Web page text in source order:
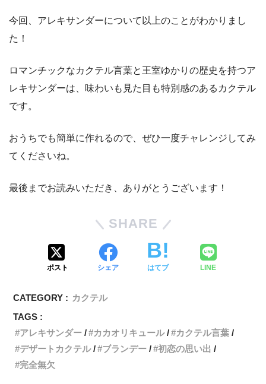
今回、アレキサンダーについて以上のことがわかりまし
た！
ロマンチックなカクテル言葉と王室ゆかりの歴史を持つア
レキサンダーは、味わいも見た目も特別感のあるカクテル
です。
おうちでも簡単に作れるので、ぜひ一度チャレンジしてみ
てくださいね。
最後までお読みいただき、ありがとうございます！
SHARE
ポスト シェア はてブ LINE
CATEGORY : カクテル
TAGS :
アレキサンダー
カカオリキュール
カクテル言葉
デザートカクテル
ブランデー
初恋の思い出
完全無欠